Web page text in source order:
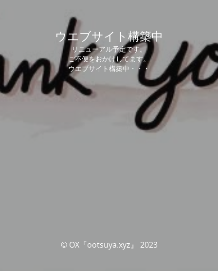
ウエブサイト構築中
リニューアル予定です。
ご不便をおかけしてます。
ウエブサイト構築中・・・
© OX『ootsuya.xyz』 2023